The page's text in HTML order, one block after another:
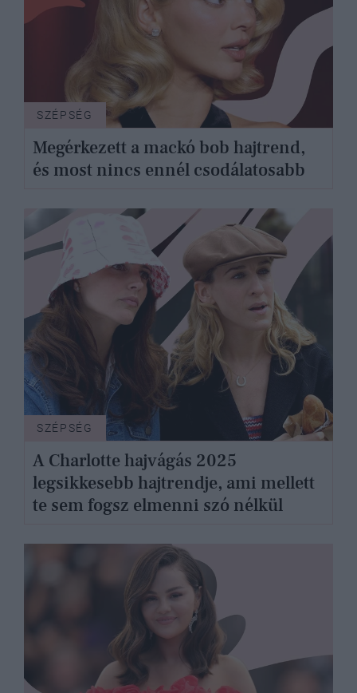
SZÉPSÉG
Megérkezett a mackó bob hajtrend,
és most nincs ennél csodálatosabb
SZÉPSÉG
A Charlotte hajvágás 2025
legsikkesebb hajtrendje, ami mellett
te sem fogsz elmenni szó nélkül